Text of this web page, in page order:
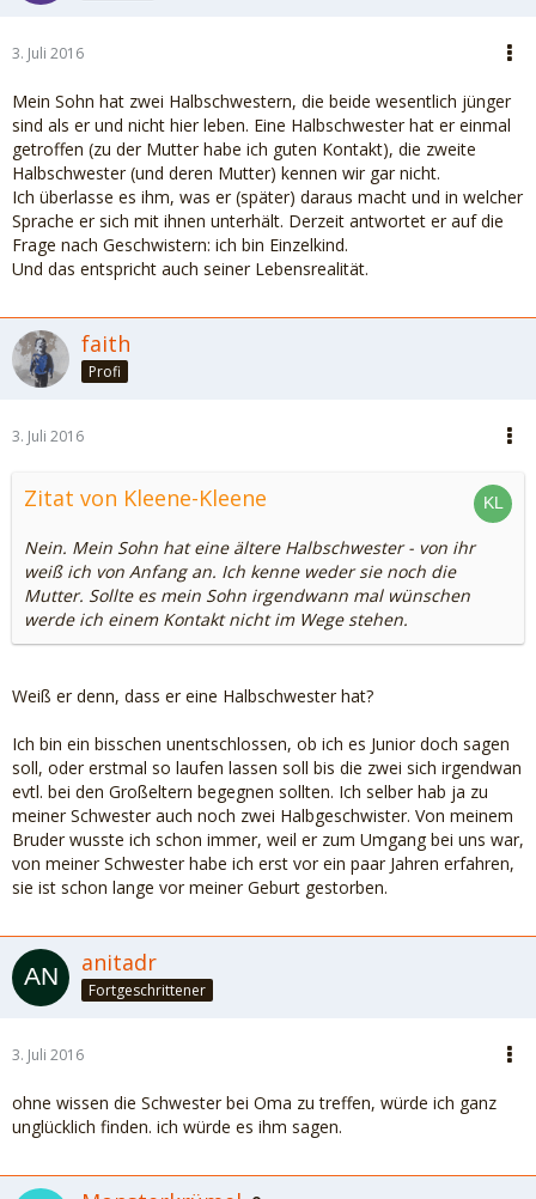
3. Juli 2016
Mein Sohn hat zwei Halbschwestern, die beide wesentlich jünger
sind als er und nicht hier leben. Eine Halbschwester hat er einmal
getroffen (zu der Mutter habe ich guten Kontakt), die zweite
Halbschwester (und deren Mutter) kennen wir gar nicht.
Ich überlasse es ihm, was er (später) daraus macht und in welcher
Sprache er sich mit ihnen unterhält. Derzeit antwortet er auf die
Frage nach Geschwistern: ich bin Einzelkind.
Und das entspricht auch seiner Lebensrealität.
faith
Profi
3. Juli 2016
Zitat von Kleene-Kleene
Nein. Mein Sohn hat eine ältere Halbschwester - von ihr
weiß ich von Anfang an. Ich kenne weder sie noch die
Mutter. Sollte es mein Sohn irgendwann mal wünschen
werde ich einem Kontakt nicht im Wege stehen.
Weiß er denn, dass er eine Halbschwester hat?
Ich bin ein bisschen unentschlossen, ob ich es Junior doch sagen
soll, oder erstmal so laufen lassen soll bis die zwei sich irgendwan
evtl. bei den Großeltern begegnen sollten. Ich selber hab ja zu
meiner Schwester auch noch zwei Halbgeschwister. Von meinem
Bruder wusste ich schon immer, weil er zum Umgang bei uns war,
von meiner Schwester habe ich erst vor ein paar Jahren erfahren,
sie ist schon lange vor meiner Geburt gestorben.
anitadr
Fortgeschrittener
3. Juli 2016
ohne wissen die Schwester bei Oma zu treffen, würde ich ganz
unglücklich finden. ich würde es ihm sagen.